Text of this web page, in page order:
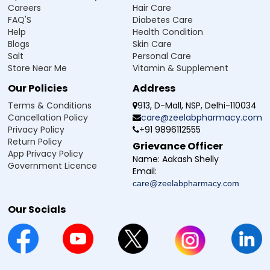
Careers
FAQ'S
Help
Blogs
Salt
Store Near Me
Hair Care
Diabetes Care
Health Condition
Skin Care
Personal Care
Vitamin & Supplement
Our Policies
Terms & Conditions
Cancellation Policy
Privacy Policy
Return Policy
App Privacy Policy
Government Licence
Address
913, D-Mall, NSP, Delhi-110034
care@zeelabpharmacy.com
+91 9896112555
Grievance Officer
Name: Aakash Shelly
Email:
care@zeelabpharmacy.com
Our Socials